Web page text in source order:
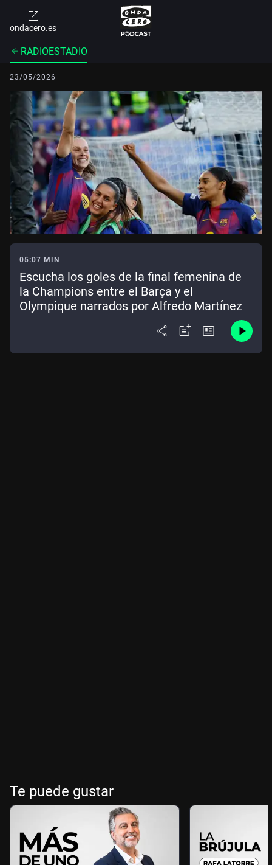
ondacero.es
RADIOESTADIO
23/05/2026
05:07 MIN
Escucha los goles de la final femenina de
la Champions entre el Barça y el
Olympique narrados por Alfredo Martínez
Te puede gustar